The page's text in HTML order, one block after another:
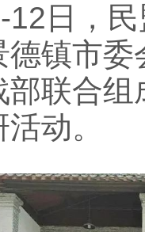
日，民
德镇市
联合
动。